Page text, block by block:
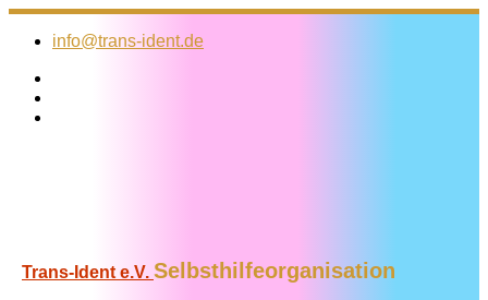
Zum
Inhalt
info@trans-ident.de
Trans-Ident e.V. Selbsthilfeorganisation